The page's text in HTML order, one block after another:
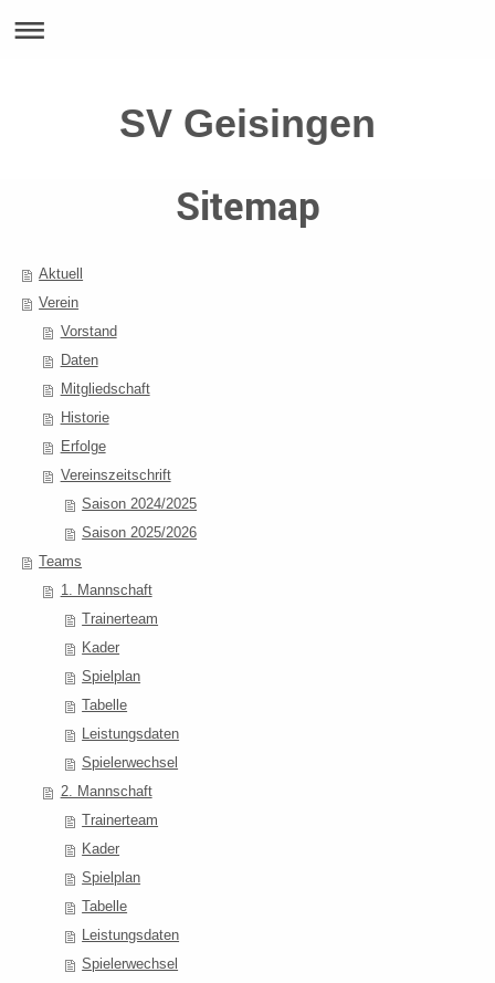
SV Geisingen
Sitemap
Aktuell
Verein
Vorstand
Daten
Mitgliedschaft
Historie
Erfolge
Vereinszeitschrift
Saison 2024/2025
Saison 2025/2026
Teams
1. Mannschaft
Trainerteam
Kader
Spielplan
Tabelle
Leistungsdaten
Spielerwechsel
2. Mannschaft
Trainerteam
Kader
Spielplan
Tabelle
Leistungsdaten
Spielerwechsel